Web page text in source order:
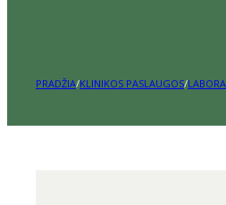
PRADŽIA/KLINIKOS PASLAUGOS/